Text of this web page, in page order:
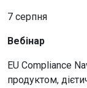
7 серпня
Вебінар
EU Compliance
продуктом,